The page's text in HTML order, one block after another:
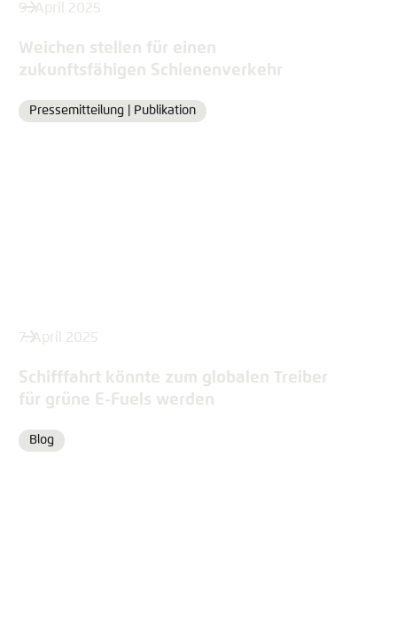
9. April 2025
Weichen stellen für einen
zukunftsfähigen Schienenverkehr
Format
Pressemitteilung | Publikation
7. April 2025
Schifffahrt könnte zum globalen Treiber
für grüne E-Fuels werden
Format
Blog